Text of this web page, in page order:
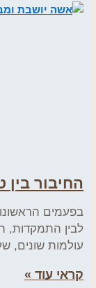
החיבור
בפעמים
לבין התמקדות,
עולמות שונים,
קראי עוד »